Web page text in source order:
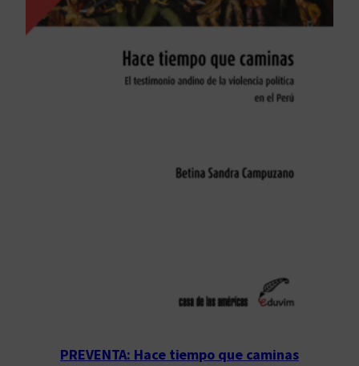
PREVENTA: Hace tiempo que caminas